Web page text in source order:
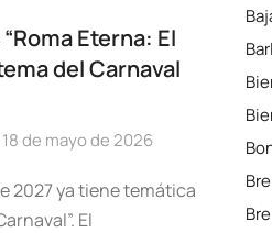
Eterna: El
del Carnaval
18 de mayo de 2026
2027 ya tiene temática
El